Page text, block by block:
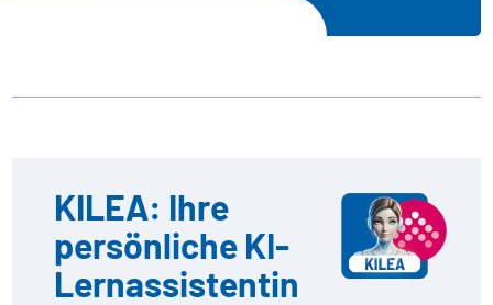
KILEA: Ihre
persönliche KI-
Lernassistentin